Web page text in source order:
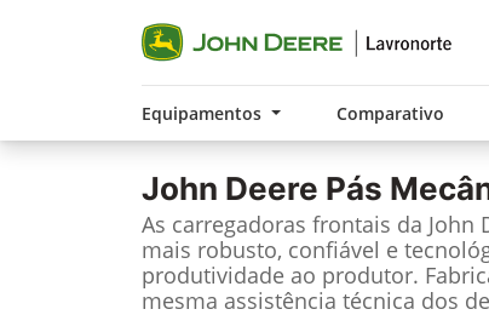
Equipamentos Comparativo
John Deere Pás
As carregadoras frontais da John
mais robusto, confiável e
produtividade ao produtor.
mesma assistência técnica dos